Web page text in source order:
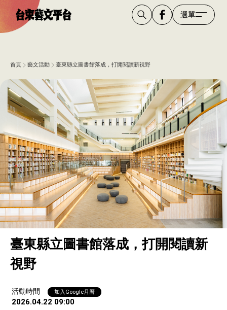
選單
首頁 藝文活動 臺東縣立圖書館落成，​打開閱讀新視野
臺東縣立圖書館落成，​打開閱讀新
視野
活動時間 加入Google月曆
2026.04.22 09:00